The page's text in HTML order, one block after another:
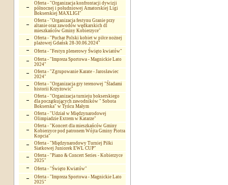
Oferta - "Organizacja konfrontacji dywizji
północnej i południowej Amatorskiej Ligi
Bokserskiej MAXLIGI"
Oferta - "Organizacja festynu Granie przy
altanie oraz zawodów wędkarskich dl
mieszkańców Gminy Kobierzyce"
Oferta - "Puchar Polski kobiet w piłce nożnej
plażowej Gdańsk 28-30.06.2024"
Oferta - "Festyn plenerowy Święto kwiatów"
Oferta - "Impreza Sportowa - Magnickie Lato
2024"
Oferta - "Zgrupowanie Karate - Jarosławiec
2024"
Oferta - "Organizacja gry terenowej "Śladami
historii Krzyżowic"
Oferta - "Organizacja turnieju bokserskiego
dla początkujących zawodników " Sobota
Bokserska" w Tyńcu Małym
Oferta - "Udział w Międzynarodowej
Olimpiadzie Extrem w Katarze"
Oferta - "Koncert dla mieszkańców Gminy
Kobierzyce pod patronem Wójta Gminy Piotra
Kopcia"
Oferta - "Międzynarodowy Turniej Piłki
Siatkowej Juniorek EWL CUP"
Oferta - "Piano & Concert Series - Kobierzyce
2025"
Oferta - "Święto Kwiatów"
Oferta - "Impreza Sportowa - Magnickie Lato
2025"